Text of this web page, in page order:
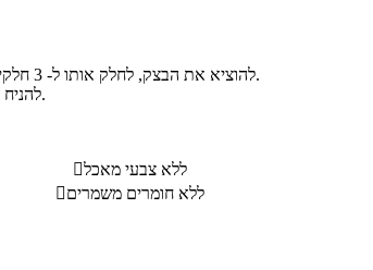
להוציא את הבצק, לחלק אותו ל- 3 חלקים, לרדד כל חלק למלבן, למרוח ממרח נוטלה לפי הטעם, לגלגל לרולדה ולסגור לעיגול.
להניח על נייר אפייה בתוך תבנית ולאפות כחצי שעה בחום של 180 מעלות או עד להשחמה.
ללא צבעי מאכל
ללא חומרים משמרים